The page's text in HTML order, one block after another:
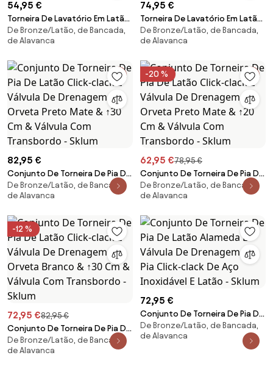
54,95 €
Torneira De Lavatório Em Latão
Orveta Preto Mate & ↑20 Cm -
Sklum
De Bronze/Latão, de Bancada,
de Alavanca
74,95 €
Torneira De Lavatório Em Latão
Orveta Preto Mate & ↑30 Cm -
Sklum
De Bronze/Latão, de Bancada,
de Alavanca
82,95 €
Conjunto De Torneira De Pia De
Latão Click-clack E Válvula De
Drenagem Orveta Preto Mate
Transbordo - Sklum
De Bronze/Latão, de Bancada,
de Alavanca
-20 %
62,95 €78,95 €
Conjunto De Torneira De Pia De
Latão Click-clack E Válvula De
Drenagem Orveta Preto Mate
Transbordo - Sklum
De Bronze/Latão, de Bancada,
de Alavanca
-12 %
72,95 €82,95 €
Conjunto De Torneira De Pia De
Latão Click-clack E Válvula De
Drenagem Orveta Branco & ↑30
De Bronze/Latão, de Bancada,
de Alavanca
72,95 €
Conjunto De Torneira De Pia De
Latão Alameda E Válvula De
Drenagem De Pia Click-clack De
Aço Inoxidável E Latão - Sklum
De Bronze/Latão, de Bancada,
de Alavanca